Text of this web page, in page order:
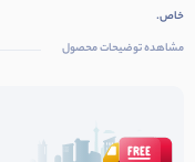
خاص.
مشاهده توضیحات محصول